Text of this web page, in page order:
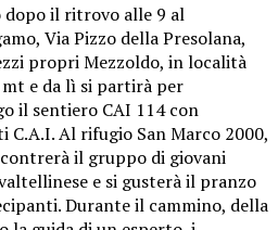
il ritrovo alle 9 al
Via Pizzo della Presolana,
propri Mezzoldo, in località
mt e da lì si partirà per
il sentiero CAI 114 con
Al rifugio San Marco 2000,
il gruppo di giovani
e si gusterà il pranzo
Durante il cammino, della